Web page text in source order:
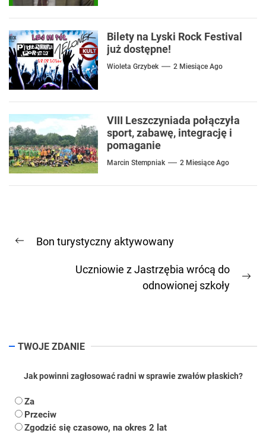
Bilety na Lyski Rock Festival
już dostępne!
Wioleta Grzybek 2 Miesiące Ago
VIII Leszczyniada połączyła
sport, zabawę, integrację i
pomaganie
Marcin Stempniak 2 Miesiące Ago
wpisu
Previous
Bon turystyczny aktywowany
Uczniowie z Jastrzębia wrócą do
odnowionej szkoły
TWOJE ZDANIE
Jak powinni zagłosować radni w sprawie zwałów płaskich?
Za
Przeciw
Zgodzić się czasowo, na okres 2 lat